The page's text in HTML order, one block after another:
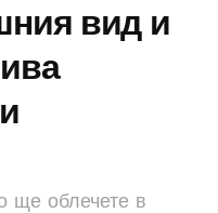
вид и
ще облечете в